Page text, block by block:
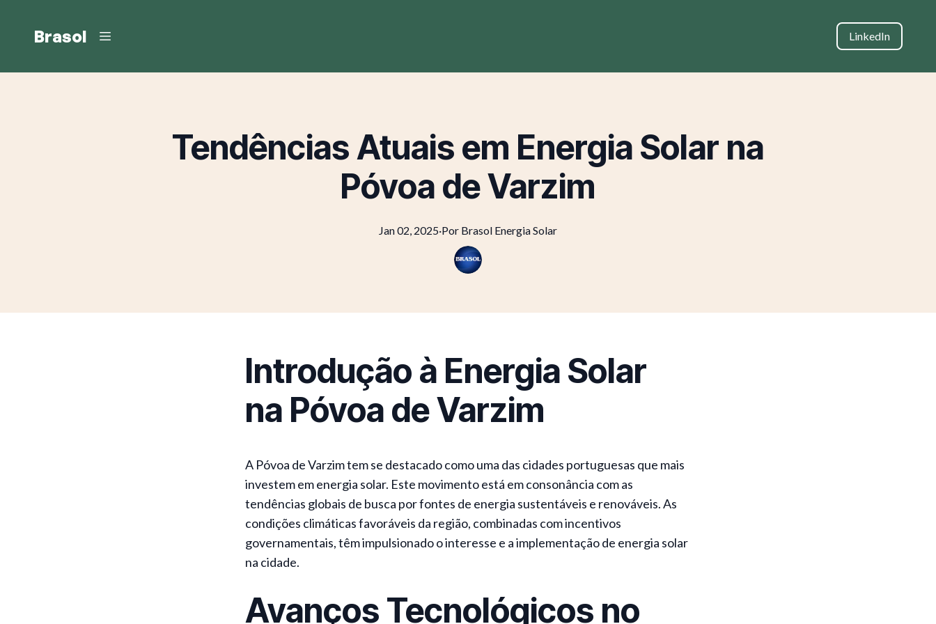
Brasol LinkedIn
Tendências Atuais em Energia Solar na
Póvoa de Varzim
Jan 02, 2025·Por Brasol Energia Solar
Introdução à Energia Solar
na Póvoa de Varzim
A Póvoa de Varzim tem se destacado como uma das cidades portuguesas que mais
investem em energia solar. Este movimento está em consonância com as
tendências globais de busca por fontes de energia sustentáveis e renováveis. As
condições climáticas favoráveis da região, combinadas com incentivos
governamentais, têm impulsionado o interesse e a implementação de energia solar
na cidade.
Avanços Tecnológicos no